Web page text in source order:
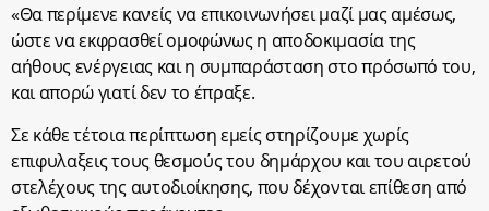
«Θα περίμενε κανείς να επικοινωνήσει μαζί μας αμέσως,
ώστε να εκφρασθεί ομοφώνως η αποδοκιμασία της
αήθους ενέργειας και η συμπαράσταση στο πρόσωπό του,
και απορώ γιατί δεν το έπραξε.
Σε κάθε τέτοια περίπτωση εμείς στηρίζουμε χωρίς
επιφυλαξεις τους θεσμούς του δημάρχου και του αιρετού
στελέχους της αυτοδιοίκησης, που δέχονται επίθεση από